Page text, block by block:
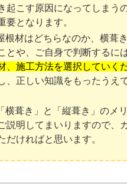
起こす原因になってしまう
となります。
材はどちらなのか、横葺
とや、ご自身で判断するに
、施工方法を選択していく
、正しい知識をもったうえ
葺き」と「縦葺き」のメ
説明してまいりますので、
ければと思います。